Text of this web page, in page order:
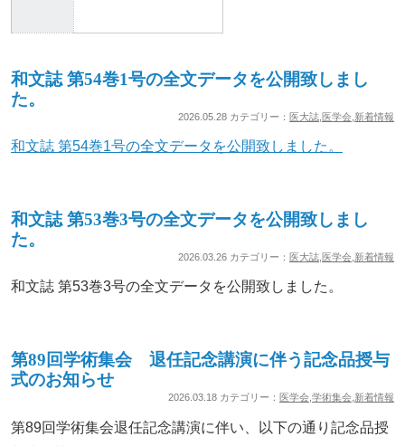
和文誌 第54巻1号の全文データを公開致しまし
た。
2026.05.28 カテゴリー： 医大誌 医学会 新着情報
和文誌 第54巻1号の全文データを公開致しました。
和文誌 第53巻3号の全文データを公開致しまし
た。
2026.03.26 カテゴリー： 医大誌 医学会 新着情報
和文誌 第53巻3号の全文データを公開致しました。
第89回学術集会 退任記念講演に伴う記念品授与
式のお知らせ
2026.03.18 カテゴリー： 医学会 学術集会 新着情報
第89回学術集会退任記念講演に伴い、以下の通り記念品授